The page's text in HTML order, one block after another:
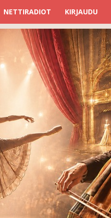
NETTIRADIOT KIRJAUDU